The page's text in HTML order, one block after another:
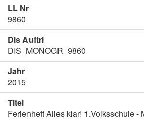
LL Nr
9860
Dis Auftri
DIS_MONOGR_9860
Jahr
2015
Titel
Ferienheft Alles klar! 1.Volksschule -